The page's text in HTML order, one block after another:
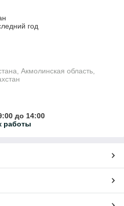
год
Акмолинская область,
до 14:00
работы